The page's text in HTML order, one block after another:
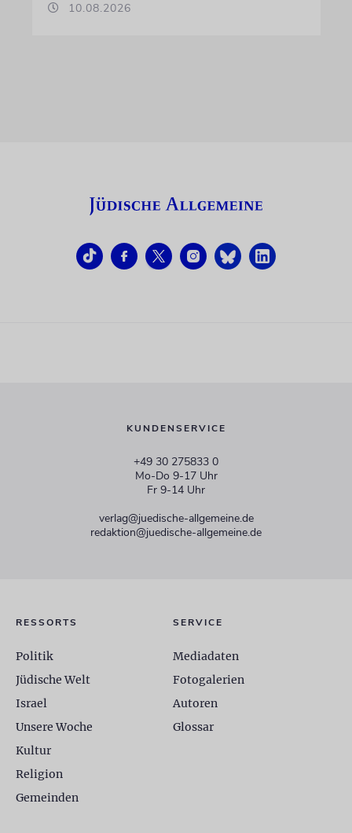
10.08.2026
KUNDENSERVICE
+49 30 275833 0
Mo-Do 9-17 Uhr
Fr 9-14 Uhr
verlag@juedische-allgemeine.de
redaktion@juedische-allgemeine.de
RESSORTS
Politik
Jüdische Welt
Israel
Unsere Woche
Kultur
Religion
Gemeinden
SERVICE
Mediadaten
Fotogalerien
Autoren
Glossar